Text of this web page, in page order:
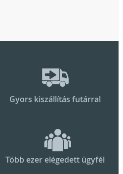
Gyors kiszállítás futárral
Több ezer elégedett ügyfél